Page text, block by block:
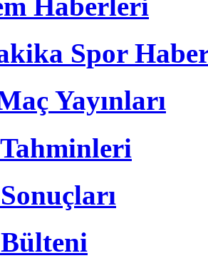
Spor
Yayınları